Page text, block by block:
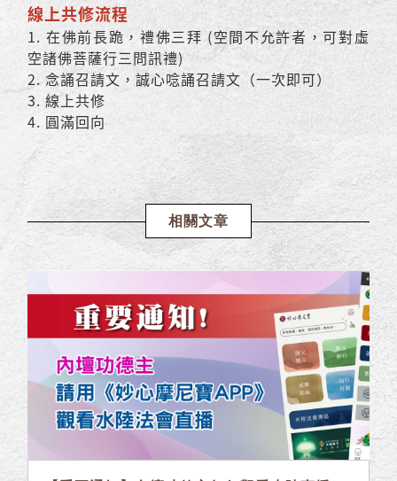
線上共修流程
1. 在佛前長跪，禮佛三拜 (空間不允許者，可對虛
空諸佛菩薩行三問訊禮)
2. 念誦召請文，誠心唸誦召請文（一次即可）
3. 線上共修
4. 圓滿回向
相關文章